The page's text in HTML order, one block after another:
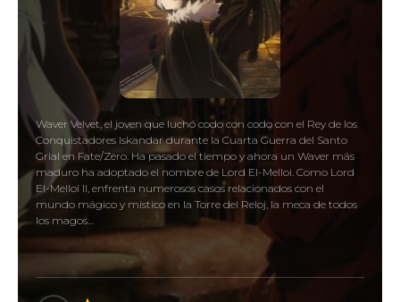
Waver Velvet, el joven que luchó codo con codo con el Rey de los
Conquistadores Iskandar durante la Cuarta Guerra del Santo
Grial en Fate/Zero. Ha pasado el tiempo y ahora un Waver más
maduro ha adoptado el nombre de Lord El-Melloi. Como Lord
El-Melloi II, enfrenta numerosos casos relacionados con el
mundo mágico y místico en la Torre del Reloj, la meca de todos
los magos…